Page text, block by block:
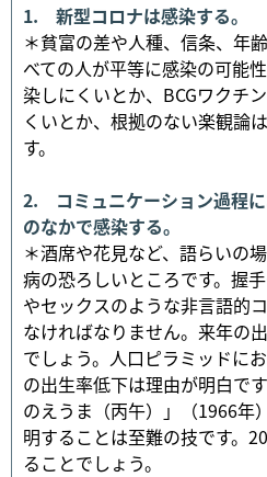
1. 新型コロナは感染する。
＊貧富の差や人種、信条、年
べての人が平等に感染の可能
染しにくいとか、BCGワクチ
くいとか、根拠のない楽観論
す。
2. コミュニケーション過程
のなかで感染する。
＊酒席や花見など、語らいの
病の恐ろしいところです。握
やセックスのような非言語的
なければなりません。来年の
でしょう。人口ピラミッドに
の出生率低下は理由が明白で
のえうま（丙午）」（1966年
明することは至難の技です。
ることでしょう。